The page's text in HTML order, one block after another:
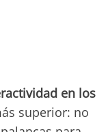
en los
superior: no